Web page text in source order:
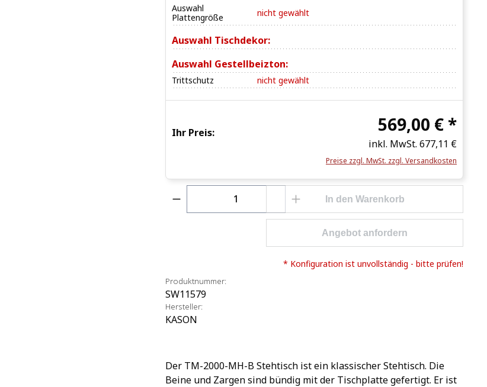
Auswahl
Plattengröße
nicht gewählt
Auswahl Tischdekor:
Auswahl Gestellbeizton:
Trittschutz nicht gewählt
Ihr Preis: 569,00 € *
inkl. MwSt. 677,11 €
Preise zzgl. MwSt. zzgl. Versandkosten
Produkt Anzahl: Gib den gewünschten Wert
In den Warenkorb
Angebot anfordern
* Konfiguration ist unvollständig - bitte prüfen!
Produktnummer:
SW11579
Hersteller:
KASON
Der TM-2000-MH-B Stehtisch ist ein klassischer Stehtisch. Die
Beine und Zargen sind bündig mit der Tischplatte gefertigt. Er ist